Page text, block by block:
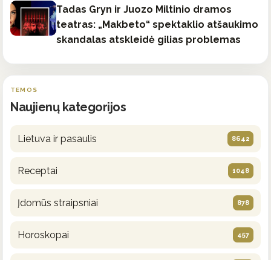
Tadas Gryn ir Juozo Miltinio dramos
teatras: „Makbeto“ spektaklio atšaukimo
skandalas atskleidė gilias problemas
TEMOS
Naujienų kategorijos
Lietuva ir pasaulis 8642
Receptai 1048
Įdomūs straipsniai 878
Horoskopai 457